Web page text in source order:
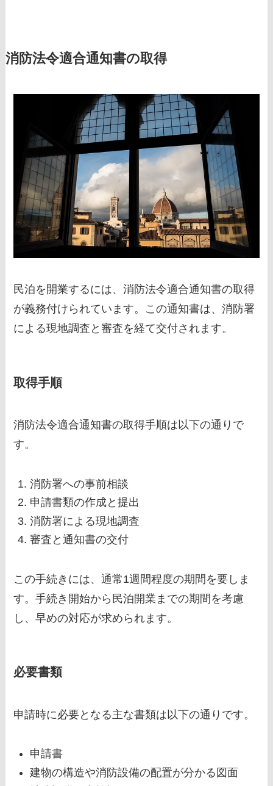
消防法令適合通知書の取得
民泊を開業するには、消防法令適合通知書の取得
が義務付けられています。この通知書は、消防署
による現地調査と審査を経て交付されます。
取得手順
消防法令適合通知書の取得手順は以下の通りで
す。
消防署への事前相談
申請書類の作成と提出
消防署による現地調査
審査と通知書の交付
この手続きには、通常1週間程度の期間を要しま
す。手続き開始から民泊開業までの期間を考慮
し、早めの対応が求められます。
必要書類
申請時に必要となる主な書類は以下の通りです。
申請書
建物の構造や消防設備の配置が分かる図面